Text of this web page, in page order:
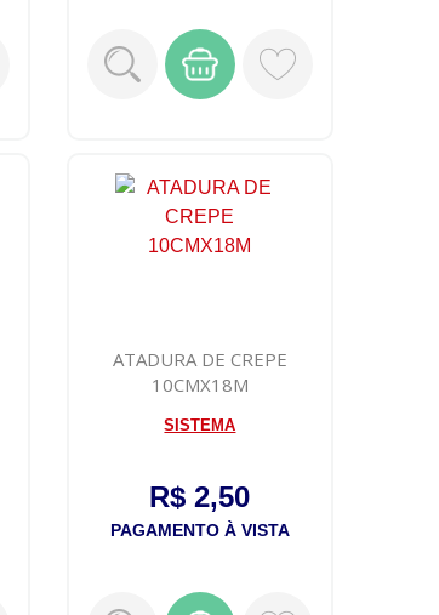
ATADURA DE CREPE
10CMX18M
SISTEMA
R$ 2,50
PAGAMENTO À VISTA